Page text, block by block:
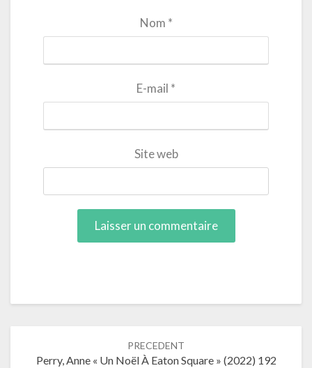
Nom *
E-mail *
Site web
PRECEDENT
Perry, Anne « Un Noël À Eaton Square » (2022) 192